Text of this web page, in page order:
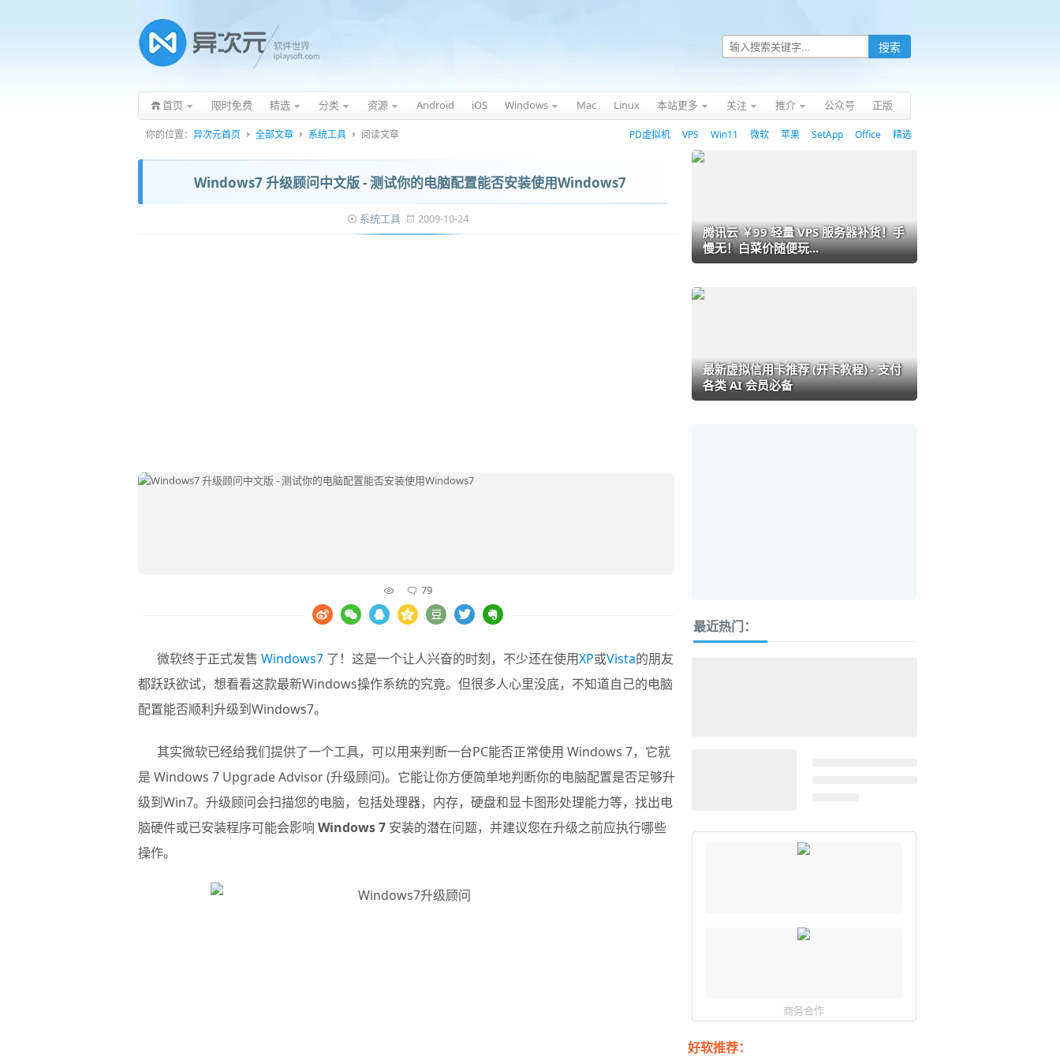
首页 限时免费 精选 分类 资源 Android iOS Windows Mac Linux 本站更多 关注 推介 公众号 正版
你的位置： 异次元首页 全部文章 系统工具 阅读文章 PD虚拟机 VPS Win11 微软 苹果 SetApp Office 精选
Windows7 升级顾问中文版 - 测试你的电脑配置能否安装使用Windows7
系统工具 2009-10-24
79
微软终于正式发售 Windows7了！这是一个让人兴奋的时刻，不少还在使用XP或Vista的朋友
都跃跃欲试，想看看这款最新Windows操作系统的究竟。但很多人心里没底，不知道自己的电脑
配置能否顺利升级到Windows7。
其实微软已经给我们提供了一个工具，可以用来判断一台PC能否正常使用 Windows 7，它就
是 Windows 7 Upgrade Advisor(升级顾问)。它能让你方便简单地判断你的电脑配置是否足够升
级到Win7。升级顾问会扫描您的电脑，包括处理器，内存，硬盘和显卡图形处理能力等，找出电
脑硬件或已安装程序可能会影响 Windows 7安装的潜在问题，并建议您在升级之前应执行哪些
操作。
腾讯云 ￥99 轻量 VPS 服务器补货！手
慢无！白菜价随便玩...
最新虚拟信用卡推荐 (开卡教程) - 支付
各类 AI 会员必备
最近热门：
商务合作
好软推荐：